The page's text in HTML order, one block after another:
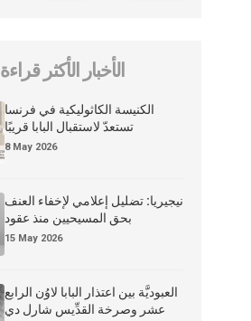
الأخبار الأكثر قراءة
الكنيسة الكاثوليكية في فرنسا
تستعدّ لاستقبال البابا قريبًا
8 May 2026
نيجيريا: تضليل إعلامي لإخفاء العنف
بحق المسيحيين منذ عقود
15 May 2026
العبوديَّة بين اعتذار البابا لاوُن الرابع
عشر وصرخة القدِّيس شارل دي